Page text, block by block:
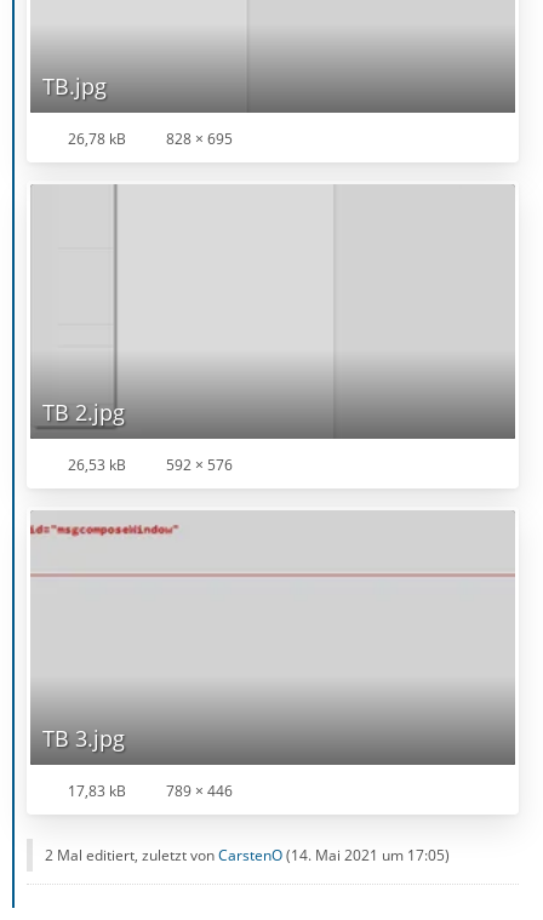
TB.jpg
26,78 kB 828 × 695
TB 2.jpg
26,53 kB 592 × 576
TB 3.jpg
17,83 kB 789 × 446
2 Mal editiert, zuletzt vonCarstenO(14. Mai 2021 um 17:05)